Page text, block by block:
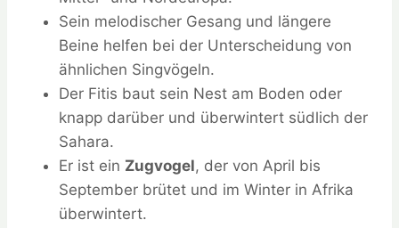
Sein melodischer Gesang und längere
Beine helfen bei der Unterscheidung von
ähnlichen Singvögeln.
Der Fitis baut sein Nest am Boden oder
knapp darüber und überwintert südlich der
Sahara.
Er ist ein Zugvogel, der von April bis
September brütet und im Winter in Afrika
überwintert.